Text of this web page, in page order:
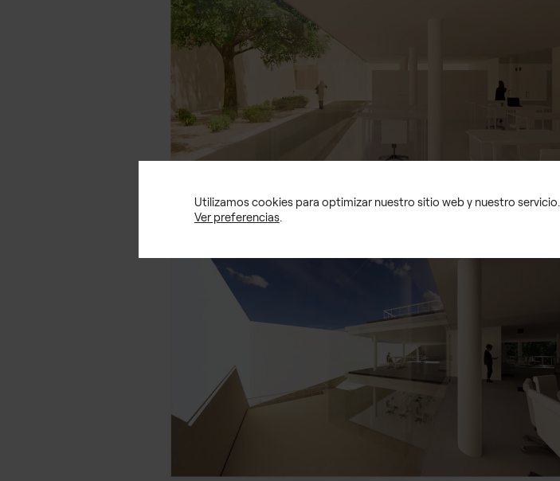
Utilizamos cookies para optimizar nuestro sitio web y nuestro servicio.
Ver preferencias.